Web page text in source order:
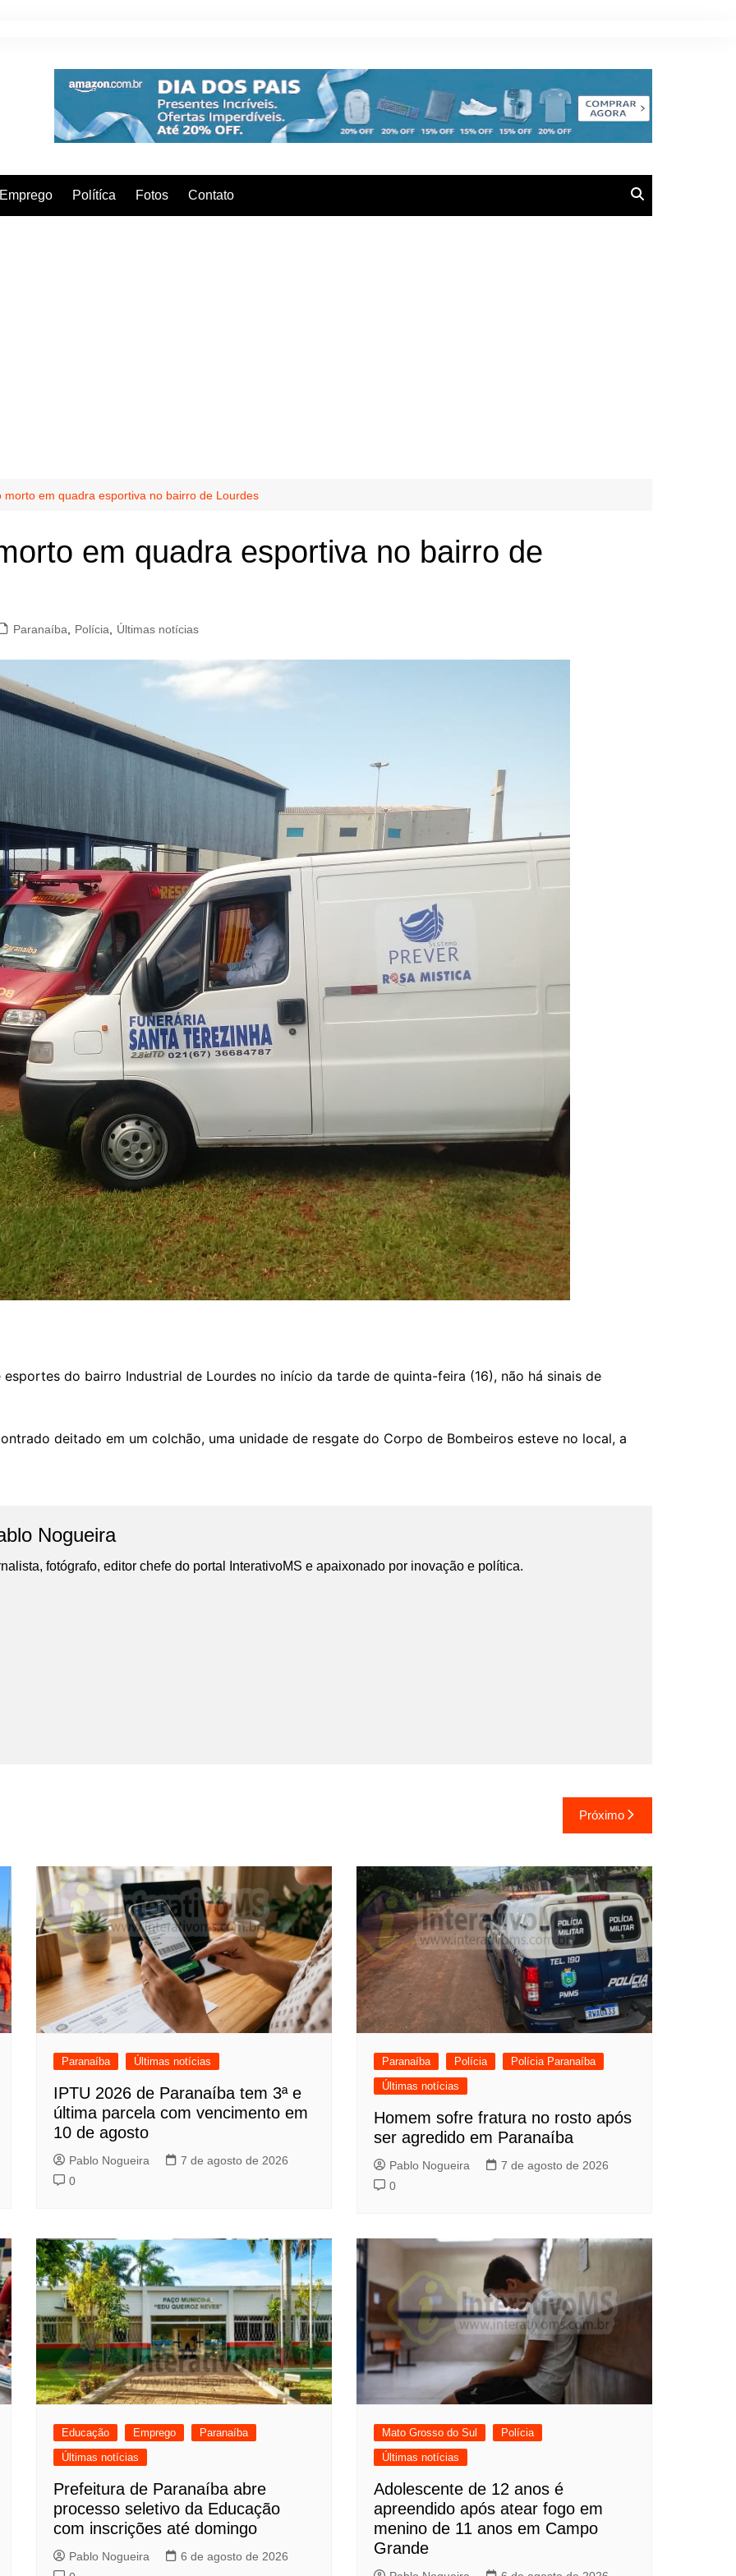
Emprego Polítíca Fotos Contato
morto em quadra esportiva no bairro de Lourdes
em quadra esportiva no bairro de
Paranaíba Polícia Últimas notícias
do bairro Industrial de Lourdes no início da tarde de quinta-feira (16), não há sinais de
deitado em um colchão, uma unidade de resgate do Corpo de Bombeiros esteve no local, a
Nogueira
fotógrafo, editor chefe do portal InterativoMS e apaixonado por inovação e política.
Próximo
Paranaíba Últimas notícias
IPTU 2026 de Paranaíba tem 3ª e
última parcela com vencimento em
10 de agosto
Pablo Nogueira
7 de agosto de 2026
0
Paranaíba Polícia
Polícia Paranaíba
Últimas notícias
Homem sofre fratura no rosto após
ser agredido em Paranaíba
Pablo Nogueira
7 de agosto de 2026
0
Educação Emprego
Paranaíba
Últimas notícias
Prefeitura de Paranaíba abre
processo seletivo da Educação
com inscrições até domingo
Pablo Nogueira
6 de agosto de 2026
Mato Grosso do Sul
Polícia
Últimas notícias
Adolescente de 12 anos é
apreendido após atear fogo em
menino de 11 anos em Campo
Grande